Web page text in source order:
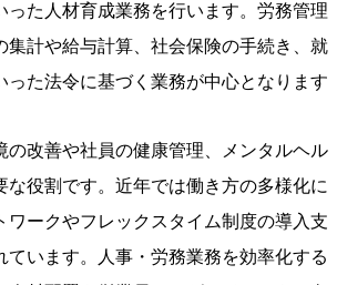
った人材育成業務を行います。労務管理
集計や給与計算、社会保険の手続き、就
った法令に基づく業務が中心となります
の改善や社員の健康管理、メンタルヘル
な役割です。近年では働き方の多様化に
ワークやフレックスタイム制度の導入支
ています。人事・労務業務を効率化する